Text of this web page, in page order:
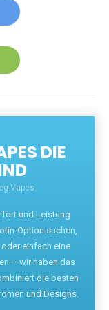
DIE
Vapes.
und Leistung
Option suchen,
einfach eine
– wir haben das
die besten
und Designs.